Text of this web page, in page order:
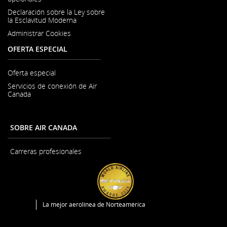
ventana
nueva
Declaración sobre la Ley sobre
la Esclavitud Moderna
ventana
Administrar Cookies
OFERTA ESPECIAL
Oferta especial
Servicios de conexión de Air
Canada
SOBRE AIR CANADA
Carreras profesionales
ventana
La mejor aerolínea de Norteamérica